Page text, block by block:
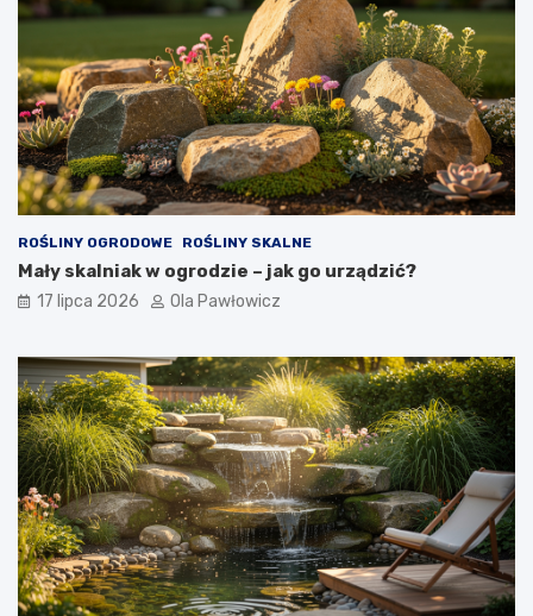
ROŚLINY OGRODOWE ROŚLINY SKALNE
Mały skalniak w ogrodzie – jak go urządzić?
17 lipca 2026 Ola Pawłowicz